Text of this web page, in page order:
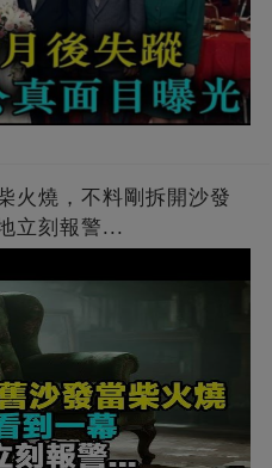
火燒，不料剛拆開沙發
立刻報警...